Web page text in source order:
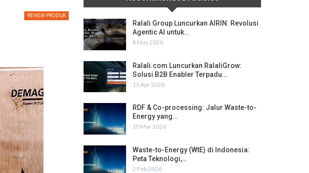
REVIEW PRODUK
Ralali Group Luncurkan AIRIN: Revolusi
Agentic AI untuk…
8 May 2026
Ralali.com Luncurkan RalaliGrow:
Solusi B2B Enabler Terpadu…
13 Apr 2026
RDF & Co-processing: Jalur Waste-to-
Energy yang…
10 Mar 2026
Waste-to-Energy (WtE) di Indonesia:
Peta Teknologi,…
2 Feb 2026